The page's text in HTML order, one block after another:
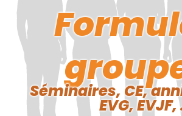
Séminaires, CE,
EVG,